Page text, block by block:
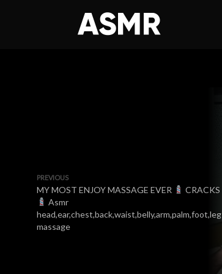
PREVIOUS
MY MOST ENJOY MASSAGE EVER
CRACKS
Asmr
head,ear,chest,back,waist,belly,arm,palm,foot,leg
massage